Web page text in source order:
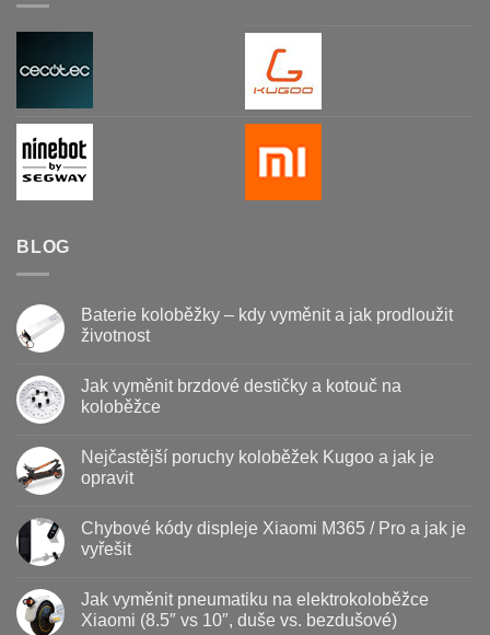
BLOG
Baterie koloběžky – kdy vyměnit a jak prodloužit
životnost
textu
s
koloběžky
kdy
jak
prodloužit
životnost
Jak vyměnit brzdové destičky a kotouč na
koloběžce
u
textu
s
vyměnit
brzdové
destičky
na
koloběžce
Nejčastější poruchy koloběžek Kugoo a jak je
opravit
u
textu
s
poruchy
koloběžek
Kugoo
Chybové kódy displeje Xiaomi M365 / Pro a jak je
vyřešit
textu
s
Jak vyměnit pneumatiku na elektrokoloběžce
Xiaomi (8.5″ vs 10″, duše vs. bezdušové)